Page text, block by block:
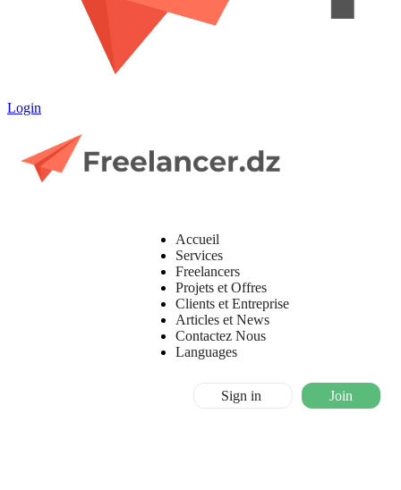
Login
Accueil
Services
Freelancers
Projets et Offres
Clients et Entreprise
Articles et News
Contactez Nous
Languages
Sign in Join